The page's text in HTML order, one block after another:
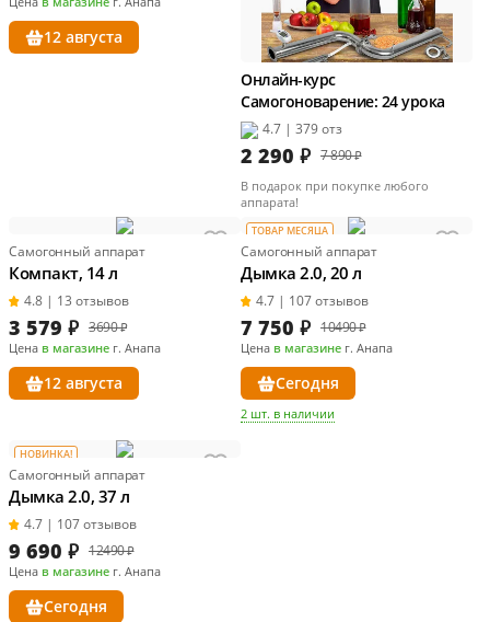
12 августа
Онлайн-курс
Самогоноварение: 24 урока
4.7 | 379 отз
2 290 ₽ 7 890 ₽
В подарок при покупке любого
аппарата!
Самогонный аппарат
Компакт, 14 л
4.8 | 13 отзывов
3 579 ₽ 3690 ₽
Цена в магазине г. Анапа
12 августа
ТОВАР МЕСЯЦА
Самогонный аппарат
Дымка 2.0, 20 л
4.7 | 107 отзывов
7 750 ₽ 10490 ₽
Цена в магазине г. Анапа
Сегодня
2 шт. в наличии
НОВИНКА!
Самогонный аппарат
Дымка 2.0, 37 л
4.7 | 107 отзывов
9 690 ₽ 12490 ₽
Цена в магазине г. Анапа
Сегодня